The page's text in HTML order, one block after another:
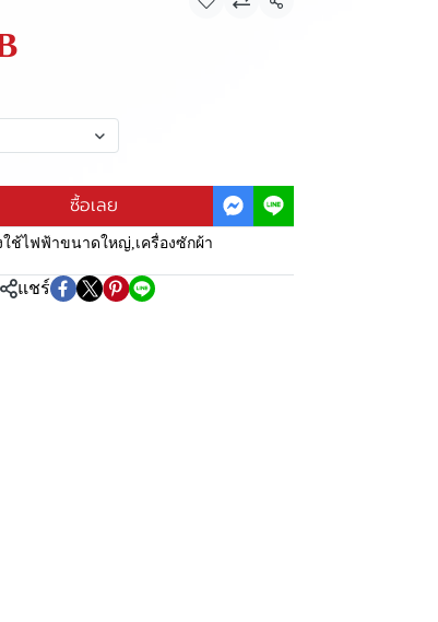
แชร์
ซื้อเลย
ใช้ไฟฟ้าขนาดใหญ่,เครื่องซักผ้า
แชร์